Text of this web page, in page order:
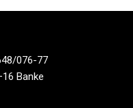
076-77
Banke